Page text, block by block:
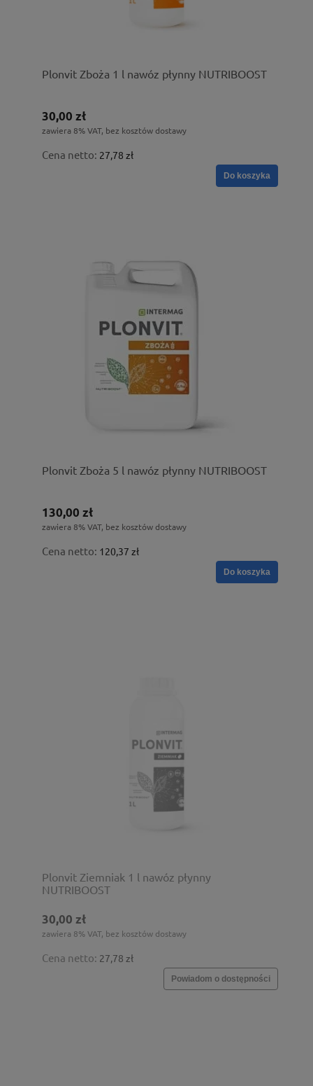
Plonvit Zboża 1 l nawóz płynny NUTRIBOOST
30,00 zł
zawiera 8% VAT, bez kosztów dostawy
Cena netto: 27,78 zł
Do koszyka
Plonvit Zboża 5 l nawóz płynny NUTRIBOOST
130,00 zł
zawiera 8% VAT, bez kosztów dostawy
Cena netto: 120,37 zł
Do koszyka
Plonvit Ziemniak 1 l nawóz płynny
NUTRIBOOST
30,00 zł
zawiera 8% VAT, bez kosztów dostawy
Cena netto: 27,78 zł
Powiadom o dostępności